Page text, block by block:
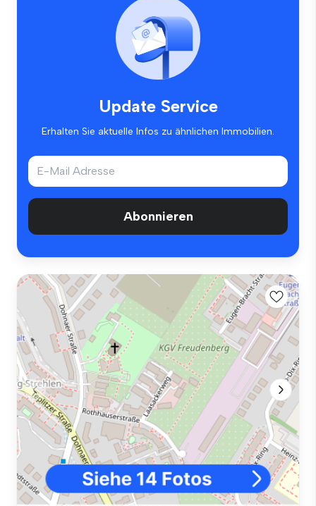
Update Service
Erhalten Sie aktuelle Infos zu ähnlichen Immobilien.
Abonnieren